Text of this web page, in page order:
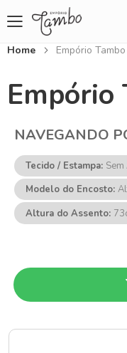
Home Empório Tambo
Empório
NAVEGANDO
Tecido / Estampa
Modelo do Encosto
Altura do Assento